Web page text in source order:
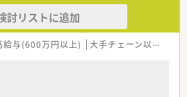
しない勤務体制が整っており、終業後のプ
っかりと確保できます。
討リストに追加
給与(600万円以上) 大手チェーン以外